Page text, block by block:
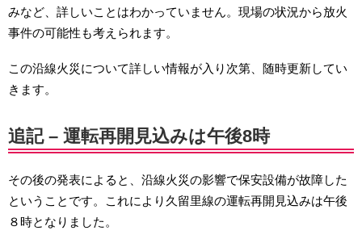
みなど、詳しいことはわかっていません。現場の状況から放火
事件の可能性も考えられます。
この沿線火災について詳しい情報が入り次第、随時更新してい
きます。
追記 – 運転再開見込みは午後8時
その後の発表によると、沿線火災の影響で保安設備が故障した
ということです。これにより久留里線の運転再開見込みは午後
８時となりました。